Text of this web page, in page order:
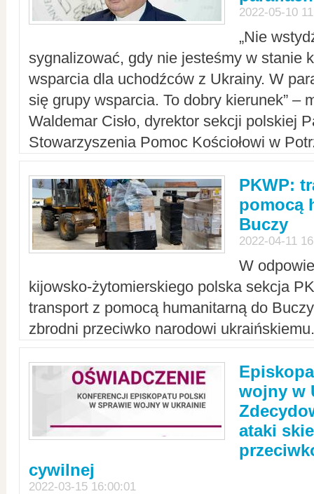
2022-05-10
„Nie
sygnalizować, gdy nie jesteśmy w stanie
wsparcia dla uchodźców z Ukrainy. W
się grupy wsparcia. To dobry kierunek” –
Waldemar Cisło, dyrektor sekcji polskiej
Stowarzyszenia Pomoc Kościołowi w
PKWP:
pomocą
Buczy
2022-04-11
W
kijowsko-żytomierskiego polska sekcja
transport z pomocą humanitarną do
zbrodni przeciwko narodowi
wojny w
ataki
cywilnej
2022-03-15 16:00:01